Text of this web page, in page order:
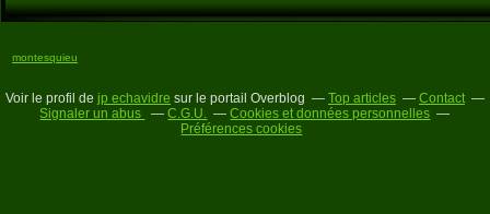
montesquieu
Voir le profil de jp echavidre sur le portail Overblog Top articles
Contact
Signaler un abus
C.G.U.
Cookies et données personnelles
Préférences cookies